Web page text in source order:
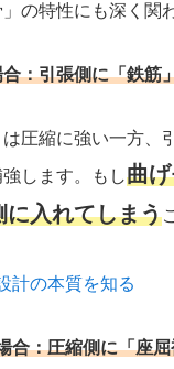
」の特性にも深く関
：引張側に「鉄筋
圧縮に強い一方、
します。もし曲
に入れてしまう
計の本質を知る
合：圧縮側に「座